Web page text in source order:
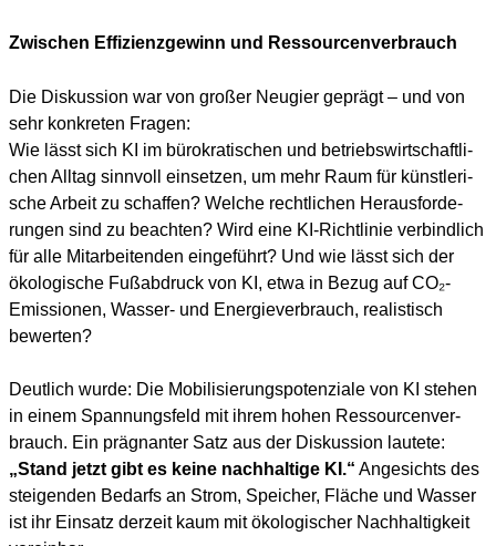
Zwischen Effizienzgewinn und Ressourcenverbrauch
Die Dis­kus­si­on war von gro­ßer Neu­gier geprägt – und von
sehr kon­kre­ten Fra­gen:
Wie lässt sich KI im büro­kra­ti­schen und betriebs­wirt­schaft­li­
chen All­tag sinn­voll ein­set­zen, um mehr Raum für künst­le­ri­
sche Arbeit zu schaf­fen? Wel­che recht­li­chen Her­aus­for­de­
run­gen sind zu beach­ten? Wird eine KI-Richt­li­nie ver­bind­lich
für alle Mit­ar­bei­ten­den ein­ge­führt? Und wie lässt sich der
öko­lo­gi­sche Fuß­ab­druck von KI, etwa in Bezug auf CO₂-
Emis­sio­nen, Was­ser- und Ener­gie­ver­brauch, rea­lis­tisch
bewer­ten?
Deut­lich wur­de: Die Mobi­li­sie­rungs­po­ten­zia­le von KI ste­hen
in einem Span­nungs­feld mit ihrem hohen Res­sour­cen­ver­
brauch. Ein prä­gnan­ter Satz aus der Dis­kus­si­on lau­te­te:
„Stand jetzt gibt es kei­ne nach­hal­ti­ge KI.“ Ange­sichts des
stei­gen­den Bedarfs an Strom, Spei­cher, Flä­che und Was­ser
ist ihr Ein­satz der­zeit kaum mit öko­lo­gi­scher Nach­hal­tig­keit